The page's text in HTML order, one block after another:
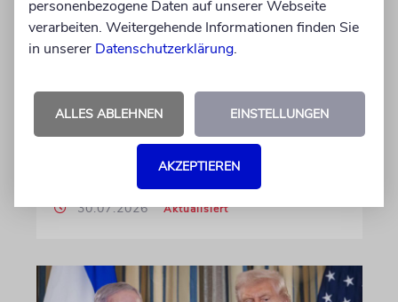
antwortet die FDP-
Politikerin
Vornamensgleichheit zu Unrecht als CSD-
Attentäter verdächtigt? Preisler widerspricht
und beklagt, die Zeitung habe sie nicht zu
Wort kommen lassen
30.07.2026 Aktualisiert
personenbezogene Daten auf unserer Webseite
verarbeiten. Weitergehende Informationen finden Sie
in unserer Datenschutzerklärung.
ALLES ABLEHNEN EINSTELLUNGEN
AKZEPTIEREN